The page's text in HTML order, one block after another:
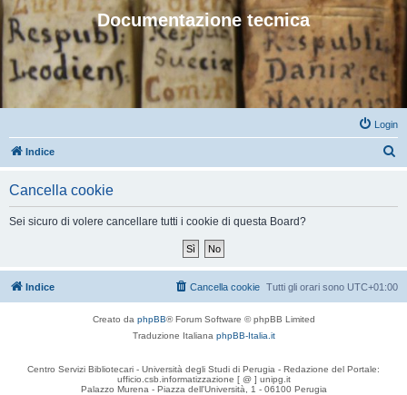
Documentazione tecnica
Login
Indice
Cancella cookie
Sei sicuro di volere cancellare tutti i cookie di questa Board?
Indice Tutti gli orari sono UTC+01:00
Cancella cookie
Creato da phpBB® Forum Software © phpBB Limited
Traduzione Italiana phpBB-Italia.it
Centro Servizi Bibliotecari - Università degli Studi di Perugia - Redazione del Portale:
ufficio.csb.informatizzazione [ @ ] unipg.it
Palazzo Murena - Piazza dell'Università, 1 - 06100 Perugia